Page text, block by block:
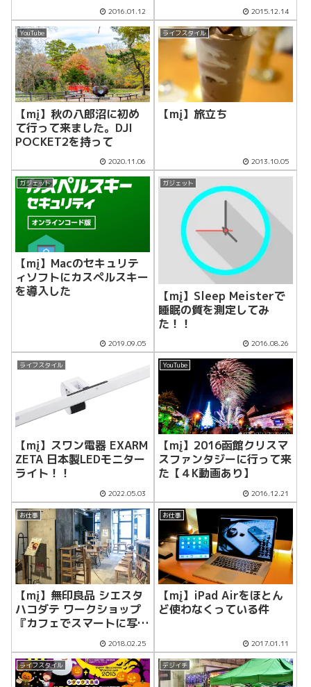
2016.01.12 2015.12.14
YouTube
【mį】秋の八郎沼に初め
て行って来ました。DJI
POCKET2を持って
2020.11.06
ライフスタイル
【mį】旅立ち
2013.10.05
ガジェット
【mį】Macのセキュリテ
ィソフトにカスペルスキー
を導入した
2019.09.05
ガジェット
【mį】Sleep Meisterで
睡眠の質を測定してみ
た！！
2016.08.26
ライフスタイル
【mį】スワン電器 EXARM
ZETA 日本製LEDモニター
ライト！！
2022.05.03
YouTube
【mį】2016函館クリスマ
スファンタジーに行って来
た【４K動画あり】
2016.12.21
お仕事
【mį】無印良品 シエスタ
ハコダテ ワークショップ
『カフェでスマートに写真
を撮る方法』ワークショッ
プ終了！！
2018.02.25
お仕事
【mį】iPad Airをほとん
ど使わなくっている件
2017.01.11
ライフスタイル デジイチ